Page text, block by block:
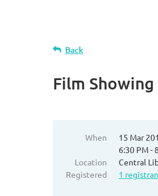
Back
Film
When
15 Mar
6:30 PM -
Location
Central
Registered
1